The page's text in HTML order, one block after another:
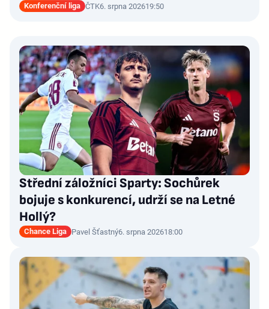
Konferenční liga ČTK6. srpna 202619:50
Střední záložníci Sparty: Sochůrek
bojuje s konkurencí, udrží se na Letné
Hollý?
Chance Liga Pavel Šťastný6. srpna 202618:00